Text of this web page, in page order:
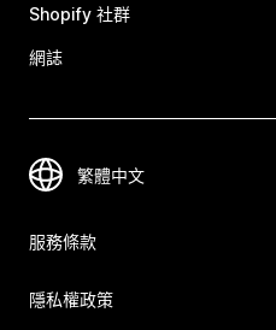
Shopify 社群
網誌
服務條款
隱私權政策